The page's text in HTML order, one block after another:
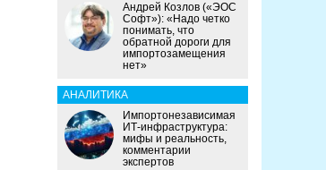
Андрей Козлов («ЭОС
Софт»): «Надо четко
понимать, что
обратной дороги для
импортозамещения
нет»
АНАЛИТИКА
Импортонезависимая
ИТ-инфраструктура:
мифы и реальность,
комментарии
экспертов